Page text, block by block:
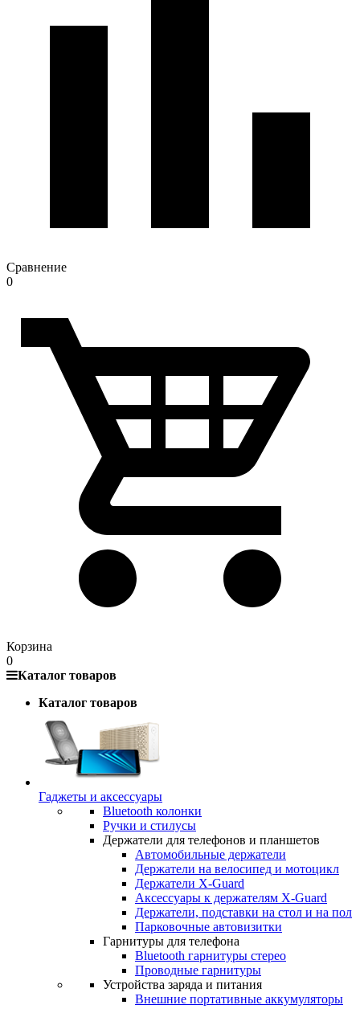
Сравнение
0
Корзина
0
Каталог товаров
Каталог товаров
Гаджеты и аксессуары
Bluetooth колонки
Ручки и стилусы
Держатели для телефонов и планшетов
Автомобильные держатели
Держатели на велосипед и мотоцикл
Держатели X-Guard
Аксессуары к держателям X-Guard
Держатели, подставки на стол и на пол
Парковочные автовизитки
Гарнитуры для телефона
Bluetooth гарнитуры стерео
Проводные гарнитуры
Устройства заряда и питания
Внешние портативные аккумуляторы